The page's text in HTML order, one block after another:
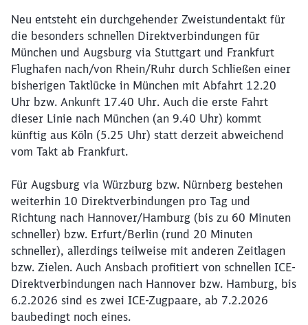
Neu entsteht ein durchgehender Zweistundentakt für
die besonders schnellen Direktverbindungen für
München und Augsburg via Stuttgart und Frankfurt
Flughafen nach/von Rhein/Ruhr durch Schließen einer
bisherigen Taktlücke in München mit Abfahrt 12.20
Uhr bzw. Ankunft 17.40 Uhr. Auch die erste Fahrt
dieser Linie nach München (an 9.40 Uhr) kommt
künftig aus Köln (5.25 Uhr) statt derzeit abweichend
vom Takt ab Frankfurt.
Für Augsburg via Würzburg bzw. Nürnberg bestehen
weiterhin 10 Direktverbindungen pro Tag und
Richtung nach Hannover/Hamburg (bis zu 60 Minuten
schneller) bzw. Erfurt/Berlin (rund 20 Minuten
schneller), allerdings teilweise mit anderen Zeitlagen
bzw. Zielen. Auch Ansbach profitiert von schnellen ICE-
Direktverbindungen nach Hannover bzw. Hamburg, bis
6.2.2026 sind es zwei ICE-Zugpaare, ab 7.2.2026
baubedingt noch eines.
Schließen
Möchten Sie zuweitergeleitet
werden?